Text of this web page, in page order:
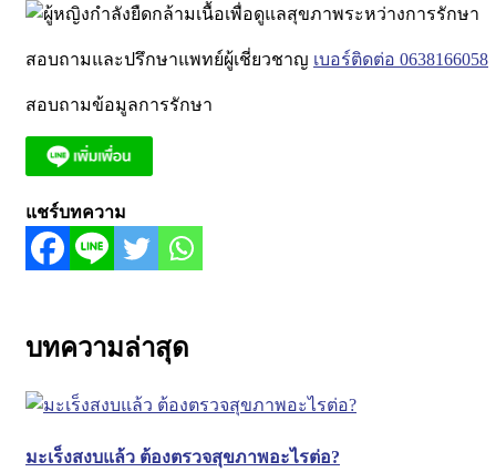
สอบถามและปรึกษาแพทย์ผู้เชี่ยวชาญ เบอร์ติดต่อ 0638166058
สอบถามข้อมูลการรักษา
แชร์บทความ
บทความล่าสุด
มะเร็งสงบแล้ว ต้องตรวจสุขภาพอะไรต่อ?